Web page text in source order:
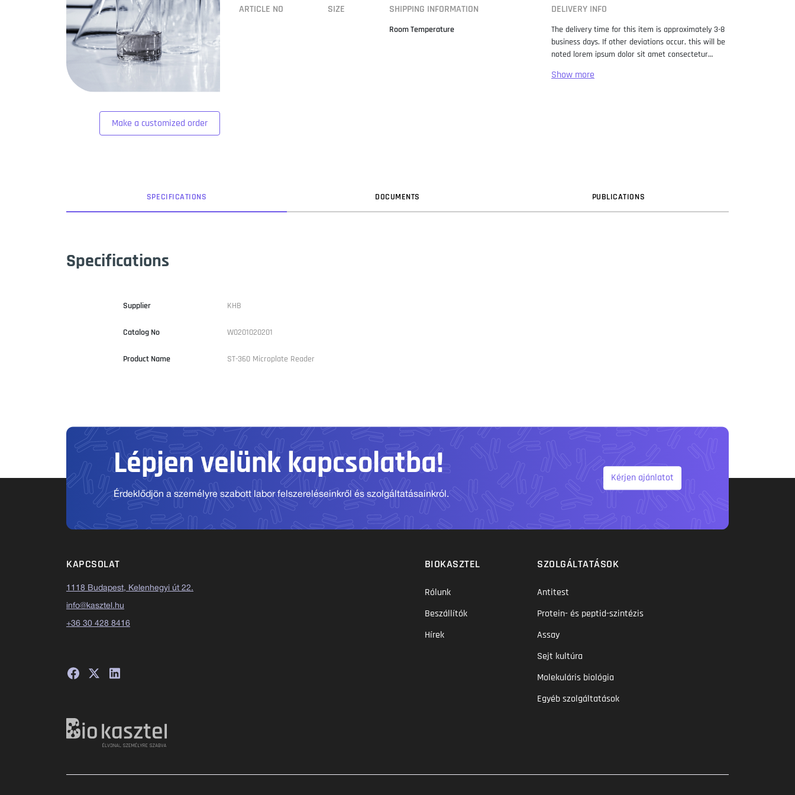
Make a customized order
ARTICLE NO SIZE SHIPPING INFORMATION
Room Temperature
DELIVERY INFO
The delivery time for this item is approximately 3-8
business days. If other deviations occur, this will be
noted lorem ipsum dolor sit amet consectetur
standard dummy text ever since the 1500s, when
SPECIFICATIONS DOCUMENTS PUBLICATIONS
Specifications
Supplier KHB
Catalog No W0201020201
Product Name ST-360 Microplate Reader
Lépjen velünk kapcsolatba!
Érdeklődjön a személyre szabott labor felszereléseinkről és szolgáltatásainkról.
Kérjen ajánlatot
KAPCSOLAT
1118 Budapest, Kelenhegyi út 22.
info@kasztel.hu
+36 30 428 8416
BIOKASZTEL
Rólunk
Beszállítók
Hírek
SZOLGÁLTATÁSOK
Antitest
Protein- és peptid-szintézis
Assay
Sejt kultúra
Molekuláris biológia
Egyéb szolgáltatások